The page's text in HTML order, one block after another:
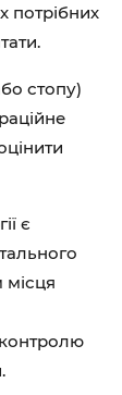
потрібних
стопу)
є